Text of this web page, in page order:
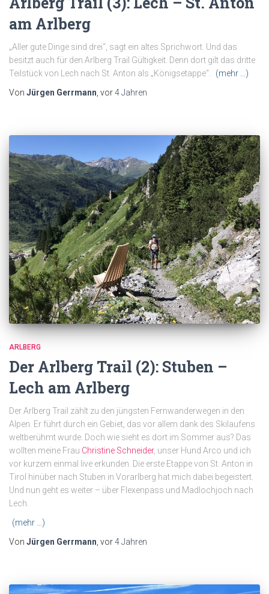
am Arlberg
„Aller gute Dinge sind drei“, sagt ein altes Sprichwort. Und das
besitzt auch für den Arlberg Trail Gültigkeit. Denn dort gilt das dritte
Teilstück von Lech nach St. Anton als „Königsetappe“.
(mehr …)
Von Jürgen Gerrmann, vor4 Jahren
ARLBERG
Der Arlberg Trail (2): Stuben –
Lech am Arlberg
Der Arlberg Trail zählt zu den jüngsten Fernwanderwegen in den
Alpen. Er führt durch ein Gebiet, das vor allem dank des Skilaufens
weltberühmt wurde. Doch wie sieht es dort im Sommer aus? Das
wollten meine Frau Christine Schneider, unser Hund Arco und ich
vor kurzem einmal live erkunden. Die erste Etappe von St. Anton in
Tirol hinüber nach Stuben in Vorarlberg hat mich dabei begeistert.
Und nun geht es weiter – über Flexenpass und Madlochjoch nach
Lech.
(mehr …)
Von Jürgen Gerrmann , vor4 Jahren